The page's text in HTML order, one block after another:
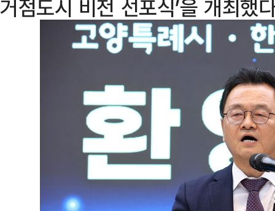
거점도시 비전 선포식’을 개최했